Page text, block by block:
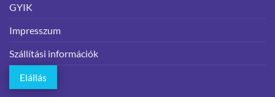
GYIK
Impresszum
Szállítási információk
Elállás